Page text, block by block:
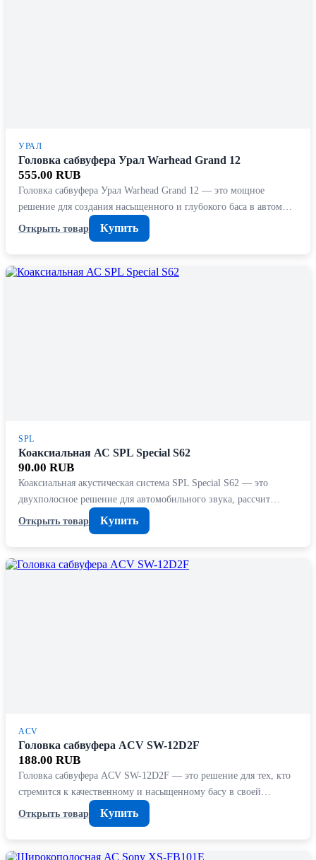
УРАЛ
Головка сабвуфера Урал Warhead Grand 12
555.00 RUB
Головка сабвуфера Урал Warhead Grand 12 — это мощное
решение для создания насыщенного и глубокого баса в автом…
Открыть товар
Купить
SPL
Коаксиальная АС SPL Special S62
90.00 RUB
Коаксиальная акустическая система SPL Special S62 — это
двухполосное решение для автомобильного звука, рассчит…
Открыть товар
Купить
ACV
Головка сабвуфера ACV SW-12D2F
188.00 RUB
Головка сабвуфера ACV SW-12D2F — это решение для тех, кто
стремится к качественному и насыщенному басу в своей…
Открыть товар
Купить